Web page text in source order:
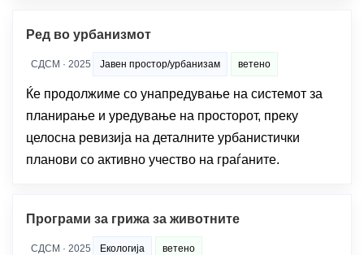
Ред во урбанизмот
СДСМ · 2025 Јавен простор/урбанизам ветено
Ќе продолжиме со унапредување на системот за
планирање и уредување на просторот, преку
целосна ревизија на деталните урбанистички
планови со активно учество на граѓаните.
Програми за грижа за животните
СДСМ · 2025 Екологија ветено